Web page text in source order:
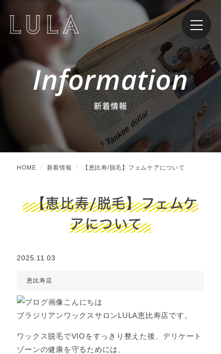
Information
新着情報
HOME 新着情報 【恵比寿/脱毛】フェムケアについて
【恵比寿/脱毛】フェムケ
アについて
2025.11.03
恵比寿店
こんにちは
ブラジリアンワックスサロンLULA恵比寿店です。
ワックス脱毛でVIOをすっきり整えた後、デリケート
ゾーンの健康を守るためには、